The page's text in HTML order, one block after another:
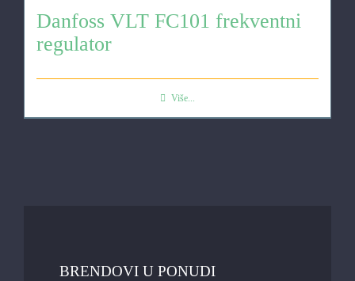
Danfoss VLT FC101 frekventni
regulator
Više...
BRENDOVI U PONUDI